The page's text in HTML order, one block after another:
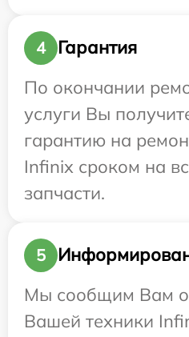
4
Гарантия
По окончании
услуги Вы
гарантию на
Infinix сроком на
запчасти.
5
Мы сообщим Вам о
Вашей техники